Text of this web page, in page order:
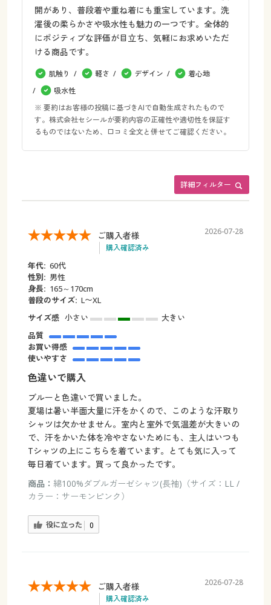
開があり、普段着や重ね着にも重宝しています。洗
濯後の柔らかさや吸水性も魅力の一つです。全体的
にポジティブな評価が目立ち、気軽にお求めいただ
ける商品です。
肌触り 軽さ デザイン
着心地
吸水性
※ 要約はお客様の投稿に基づきAIで自動生成されたもので
す。株式会社セシールが要約内容の正確性や適切性を保証す
るものではないため、口コミ全文と併せてご確認ください。
詳細フィルター
ご購入者様
購入確認済み
2026-07-28
年代: 60代
性別: 男性
身長: 165～170cm
普段のサイズ: L〜XL
サイズ感 小さい
大きい
品質
お買い得感
使いやすさ
色違いで購入
ブルーと色違いで買いました。
夏場は暑い半面大量に汗をかくので、このような汗取り
シャツは欠かせません。室内と室外で気温差が大きいの
で、汗をかいた体を冷やさないためにも、主人はいつも
Tシャツの上にこちらを着ています。とても気に入って
毎日着ています。買って良かったです。
商品： 綿100%ダブルガーゼシャツ(長袖)（サイズ：LL /
カラー：サーモンピンク）
役に立った 0
ご購入者様
購入確認済み
2026-07-28